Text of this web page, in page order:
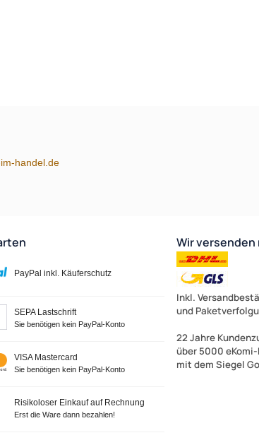
handel.de
PayPal inkl. Käuferschutz
SEPA Lastschrift
Sie benötigen kein PayPal-Konto
VISA Mastercard
Sie benötigen kein PayPal-Konto
Risikoloser Einkauf auf Rechnung
Erst die Ware dann bezahlen!
Wir versenden
Inkl.
und
22 Jahre
über 5000
mit dem Siegel